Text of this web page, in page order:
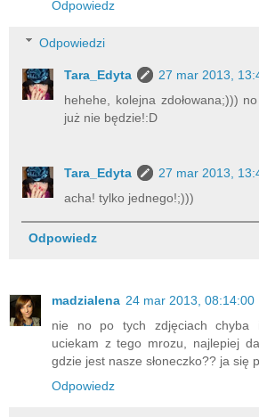
Odpowiedz
Odpowiedzi
Tara_Edyta
27 mar 2013,
hehehe, kolejna zdołowana;)))
już nie będzie!:D
Tara_Edyta
27 mar 2013,
acha! tylko jednego!;)))
Odpowiedz
madzialena 24 mar 2013, 08:14:00
nie no po tych zdjęciach chyba
uciekam z tego mrozu, najlepiej
gdzie jest nasze słoneczko?? ja się
Odpowiedz